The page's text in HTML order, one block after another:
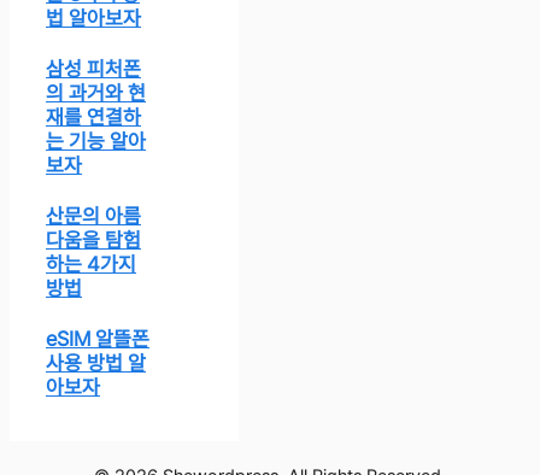
법 알아보자
삼성 피처폰
의 과거와 현
재를 연결하
는 기능 알아
보자
산문의 아름
다움을 탐험
하는 4가지
방법
eSIM 알뜰폰
사용 방법 알
아보자